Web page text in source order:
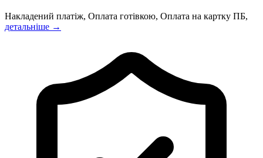
Накладений платіж, Оплата готівкою, Оплата на картку ПБ,
детальніше →